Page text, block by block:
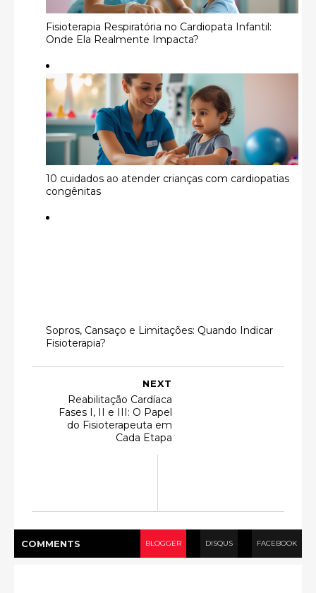
Fisioterapia Respiratória no Cardiopata Infantil:
Onde Ela Realmente Impacta?
10 cuidados ao atender crianças com cardiopatias
congênitas
Sopros, Cansaço e Limitações: Quando Indicar
Fisioterapia?
NEXT
Reabilitação Cardíaca
Fases I, II e III: O Papel
do Fisioterapeuta em
Cada Etapa
COMMENTS BLOGGER DISQUS FACEBOOK